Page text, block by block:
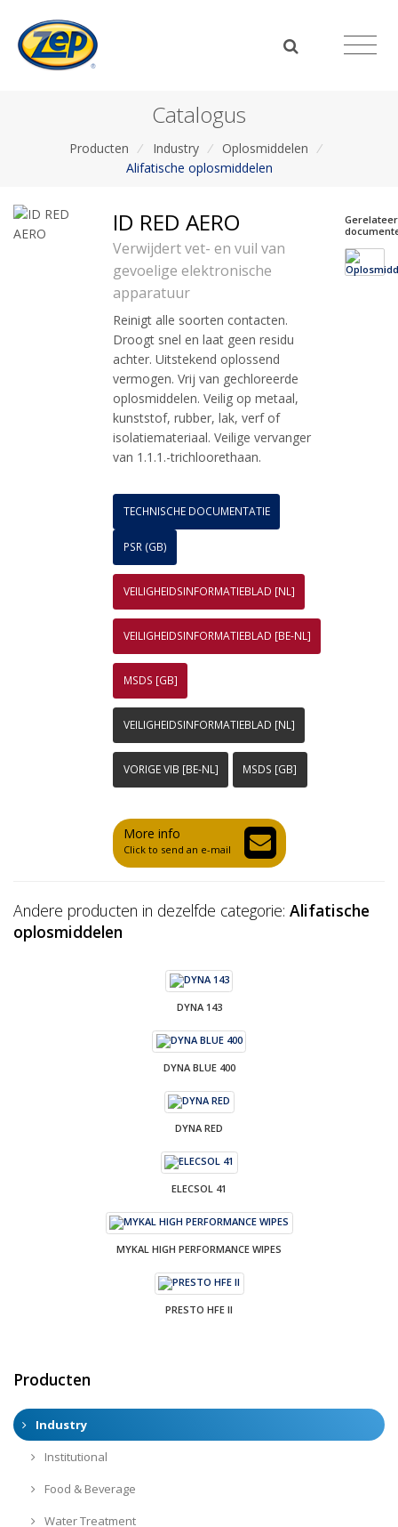
Catalogus
Producten / Industry / Oplosmiddelen /
Alifatische oplosmiddelen
ID RED AERO
Verwijdert vet- en vuil van
gevoelige elektronische
apparatuur
Reinigt alle soorten contacten.
Droogt snel en laat geen residu
achter. Uitstekend oplossend
vermogen. Vrij van gechloreerde
oplosmiddelen. Veilig op metaal,
kunststof, rubber, lak, verf of
isolatiemateriaal. Veilige vervanger
van 1.1.1.-trichloorethaan.
TECHNISCHE DOCUMENTATIE
PSR (GB)
VEILIGHEIDSINFORMATIEBLAD [NL]
VEILIGHEIDSINFORMATIEBLAD [BE-NL]
MSDS [GB]
VEILIGHEIDSINFORMATIEBLAD [NL]
VORIGE VIB [BE-NL] MSDS [GB]
More info
Click to send an e-mail
Andere producten in dezelfde categorie: Alifatische
oplosmiddelen
DYNA 143
DYNA BLUE 400
DYNA RED
ELECSOL 41
MYKAL HIGH PERFORMANCE WIPES
PRESTO HFE II
Producten
Industry
Institutional
Food & Beverage
Water Treatment